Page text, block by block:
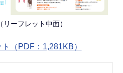
ーフレット中面）
（PDF：1,281KB）